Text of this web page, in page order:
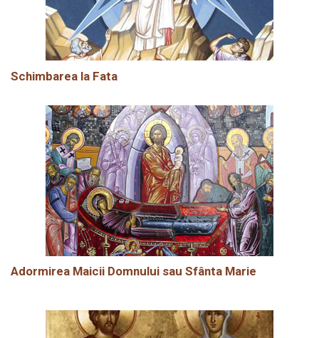
Schimbarea la Fata
Adormirea Maicii Domnului sau Sfânta Marie